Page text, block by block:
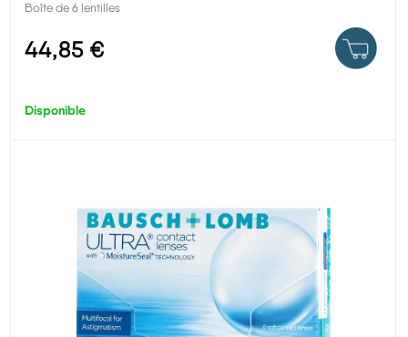
Boîte de 6 lentilles
44,85 €
Disponible